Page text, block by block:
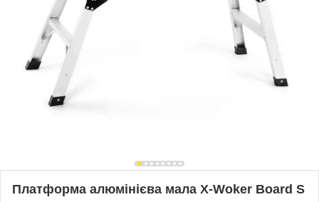
Платформа алюмінієва мала X-Woker Board S